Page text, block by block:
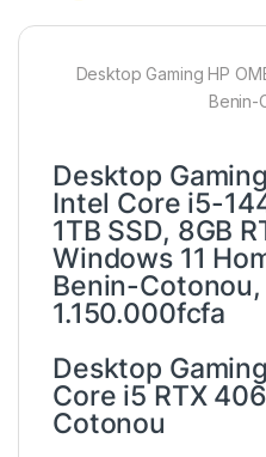
Desktop Gaming HP
Benin-
Desktop
Intel Core i5-
1TB SSD, 8GB
Windows 11
Benin-
1.150.000fcfa
Desktop
Core i5 RTX
Cotonou